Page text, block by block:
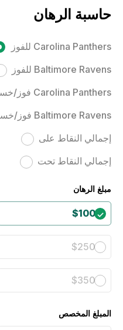
حاسبة الرهان
Carolina Panthers للفوز
Baltimore Ravens للفوز
Carolina Panthers فوز/خسارة مع إعاقة
Baltimore Ravens فوز/خسارة مع إعاقة
إجمالي النقاط على
إجمالي النقاط تحت
مبلغ الرهان
$100
$250
$350
المبلغ المخصص